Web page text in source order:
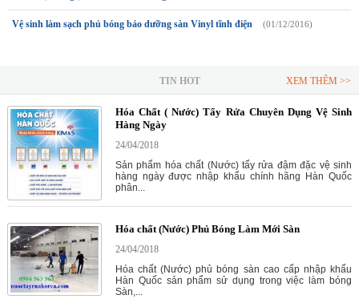
Vệ sinh làm sạch phủ bóng bảo dưỡng sàn Vinyl tĩnh điện (01/12/2016)
TIN HOT XEM THÊM >>
Hóa Chất ( Nước) Tẩy Rửa Chuyên Dụng Vệ Sinh
Hàng Ngày
24/04/2018
Sản phẩm hóa chất (Nước) tẩy rửa đậm đặc vệ sinh
hàng ngày được nhập khẩu chính hãng Hàn Quốc
phân...
Hóa chất (Nước) Phủ Bóng Làm Mới Sàn
24/04/2018
Hóa chất (Nước) phủ bóng sàn cao cấp nhập khẩu
Hàn Quốc sản phẩm sử dụng trong việc làm bóng
Sàn,...